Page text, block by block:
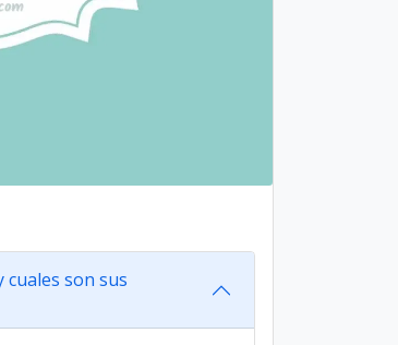
son sus